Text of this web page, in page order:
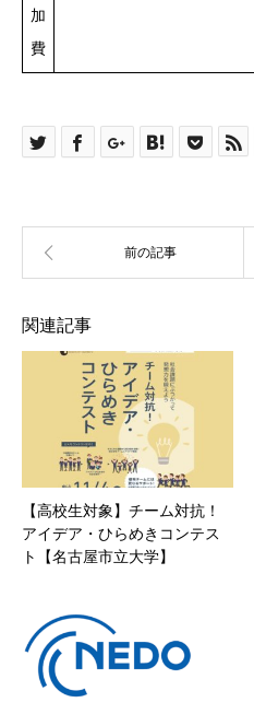
加
費
関連記事
【高校生対象】チーム対抗！
アイデア・ひらめきコンテス
ト【名古屋市立大学】